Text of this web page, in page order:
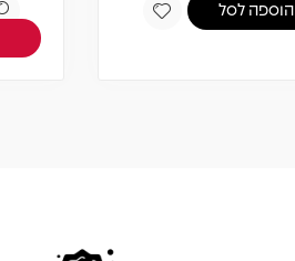
הוספה לסל